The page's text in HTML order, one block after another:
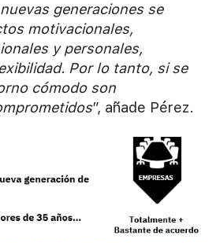
generaciones se
motivacionales,
y personales,
Por lo tanto, si se
cómodo son
”, añade Pérez.